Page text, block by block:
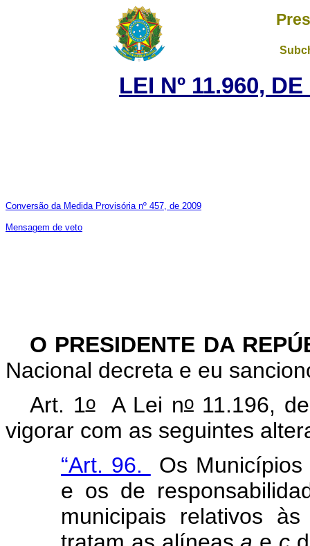
LEI Nº 11.960,
Conversão da Medida Provisória nº 457, de 2009
Mensagem de veto
O PRESIDENTE DA
Nacional decreta e eu
Art. 1oA Lei no11.196,
vigorar com as seguintes
“Art. 96.
Os
e os de
municipais relativos